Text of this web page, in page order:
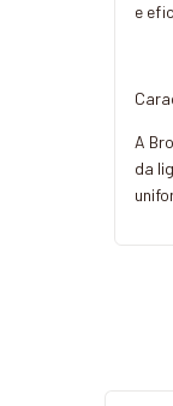
e
A
da